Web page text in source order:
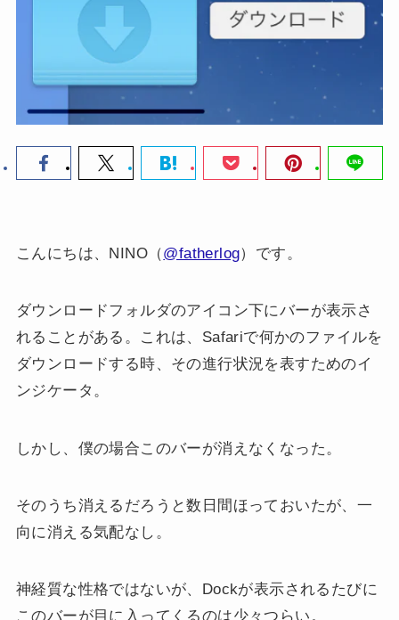
こんにちは、NINO（@fatherlog）です。
ダウンロードフォルダのアイコン下にバーが表示さ
れることがある。これは、Safariで何かのファイルを
ダウンロードする時、その進行状況を表すためのイ
ンジケータ。
しかし、僕の場合このバーが消えなくなった。
そのうち消えるだろうと数日間ほっておいたが、一
向に消える気配なし。
神経質な性格ではないが、Dockが表示されるたびに
このバーが目に入ってくるのは少々つらい。